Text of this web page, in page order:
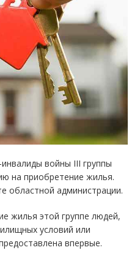
войны III группы
на приобретение жилья.
областной администрации.
жилья этой группе людей,
условий или
впервые.